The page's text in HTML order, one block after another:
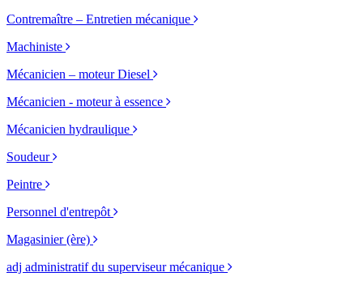
Contremaître – Entretien mécanique
Machiniste
Mécanicien – moteur Diesel
Mécanicien - moteur à essence
Mécanicien hydraulique
Soudeur
Peintre
Personnel d'entrepôt
Magasinier (ère)
adj administratif du superviseur mécanique